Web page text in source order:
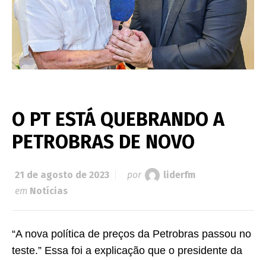
O PT ESTÁ QUEBRANDO A
PETROBRAS DE NOVO
21 de agosto de 2023 por
liderfm
em Notícias
“A nova política de preços da Petrobras passou no
teste.” Essa foi a explicação que o presidente da